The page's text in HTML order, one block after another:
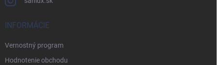
INFORMÁCIE
Vernostný program
Hodnotenie obchodu